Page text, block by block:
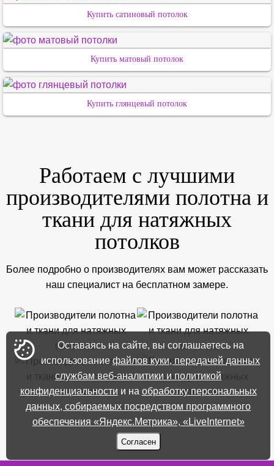
Купить сатиновый потолок
Купить матовый потолок
Купить глянцевый потолок
Работаем с лучшими
производителями полотна и
ткани для натяжных
потолков
Более подробно о производителях вам может рассказать
наш специалист на бесплатном замере.
Оставаясь на сайте, вы соглашаетесь на
использованиефайлов куки, передачей данных
службам веб-аналитики и политикой
конфиденциальности и на обработку персональных
данных, собираемых посредством программного
обеспечения «Яндекс.Метрика», «LiveInternet»
Согласен